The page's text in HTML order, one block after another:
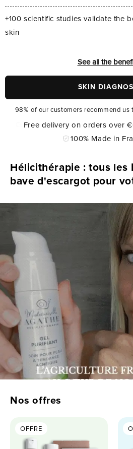
+100 scientific studies validate the
skin
See all the
SKIN
98% of our customers recommend
Free delivery on orders over
100% Made in
Hélicithérapie : tous les
bave d'escargot pour
Nos offres
OFFRE